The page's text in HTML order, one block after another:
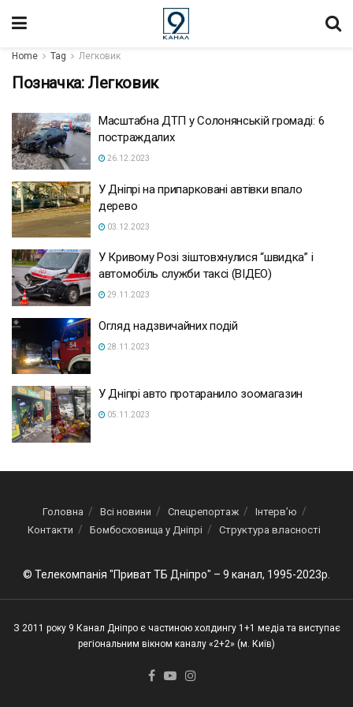
Home Tag Легковик
Позначка: Легковик
Масштабна ДТП у Солонянській громаді: 6
постраждалих
26.12.2023
У Дніпрі на припарковані автівки впало
дерево
03.12.2023
У Кривому Розі зіштовхнулися “швидка” і
автомобіль служби таксі (ВІДЕО)
29.11.2023
Огляд надзвичайних подій
28.11.2023
У Дніпрі авто протаранило зоомагазин
05.11.2023
Головна Всі новини Спецрепортаж
Інтерв’ю
Контакти
Бомбосховища у Дніпрі Структура власності
© Телекомпанія "Приват ТБ Дніпро" – 9 канал, 1995-2023р.
З 2011 року 9 Канал Дніпро є частиною холдингу 1+1 медіа та виступає
регіональним вікном каналу «2+2» (м. Київ)